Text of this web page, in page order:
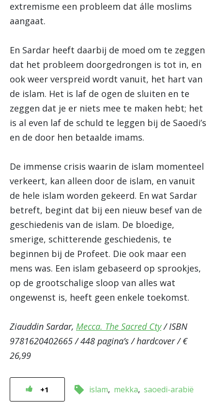
extremisme een probleem dat álle moslims
aangaat.
En Sardar heeft daarbij de moed om te zeggen
dat het probleem doorgedrongen is tot in, en
ook weer verspreid wordt vanuit, het hart van
de islam. Het is laf de ogen de sluiten en te
zeggen dat je er niets mee te maken hebt; het
is al even laf de schuld te leggen bij de Saoedi’s
en de door hen betaalde imams.
De immense crisis waarin de islam momenteel
verkeert, kan alleen door de islam, en vanuit
de hele islam worden gekeerd. En wat Sardar
betreft, begint dat bij een nieuw besef van de
geschiedenis van de islam. De bloedige,
smerige, schitterende geschiedenis, te
beginnen bij de Profeet. Die ook maar een
mens was. Een islam gebaseerd op sprookjes,
op de grootschalige sloop van alles wat
ongewenst is, heeft geen enkele toekomst.
Ziauddin Sardar, Mecca. The Sacred Cty/ ISBN
9781620402665 / 448 pagina’s / hardcover / €
26,99
+1 islam mekka saoedi-arabië